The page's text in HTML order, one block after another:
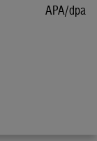
APA/dpa